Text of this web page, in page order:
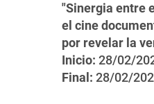
"Sinergia entre
el cine
por revelar la
Inicio: 28/02/
Final: 28/02/